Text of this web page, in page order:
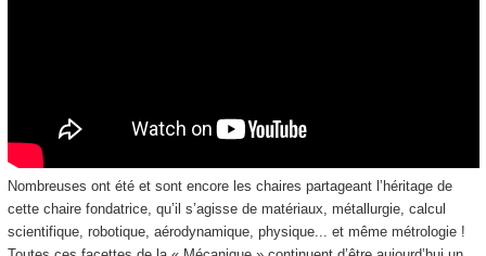
Nombreuses ont été et sont encore les chaires partageant l’héritage de
cette chaire fondatrice, qu’il s’agisse de matériaux, métallurgie, calcul
scientifique, robotique, aérodynamique, physique... et même métrologie !